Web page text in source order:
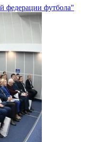
федерации футбола"